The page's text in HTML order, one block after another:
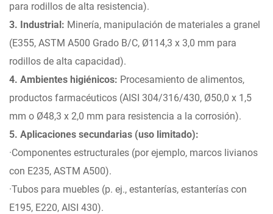
para rodillos de alta resistencia).
3. Industrial: Minería, manipulación de materiales a granel
(E355, ASTM A500 Grado B/C, Ø114,3 x 3,0 mm para
rodillos de alta capacidad).
4. Ambientes higiénicos: Procesamiento de alimentos,
productos farmacéuticos (AISI 304/316/430, Ø50,0 x 1,5
mm o Ø48,3 x 2,0 mm para resistencia a la corrosión).
5. Aplicaciones secundarias (uso limitado):
·Componentes estructurales (por ejemplo, marcos livianos
con E235, ASTM A500).
·Tubos para muebles (p. ej., estanterías, estanterías con
E195, E220, AISI 430).